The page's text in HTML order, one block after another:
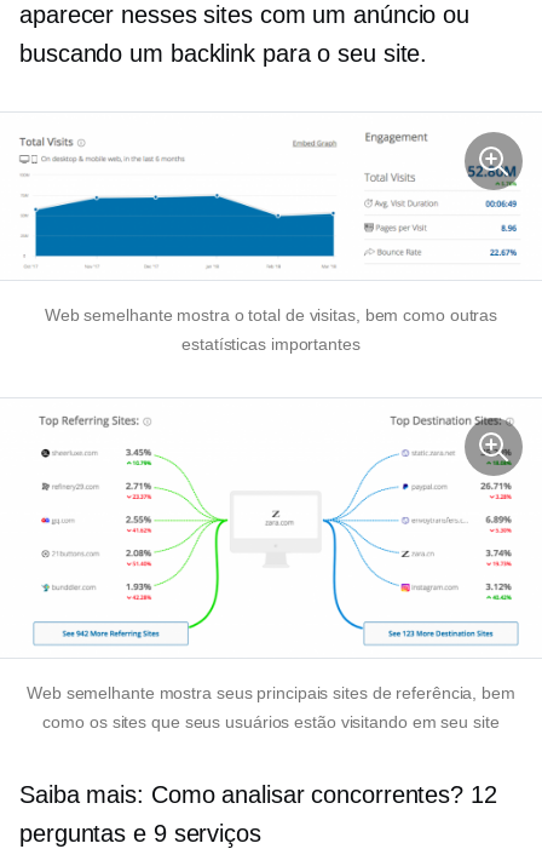
aparecer nesses sites com um anúncio ou
buscando um backlink para o seu site.
Web semelhante mostra o total de visitas, bem como outras
estatísticas importantes
Web semelhante mostra seus principais sites de referência, bem
como os sites que seus usuários estão visitando em seu site
Saiba mais: Como analisar concorrentes? 12
perguntas e 9 serviços